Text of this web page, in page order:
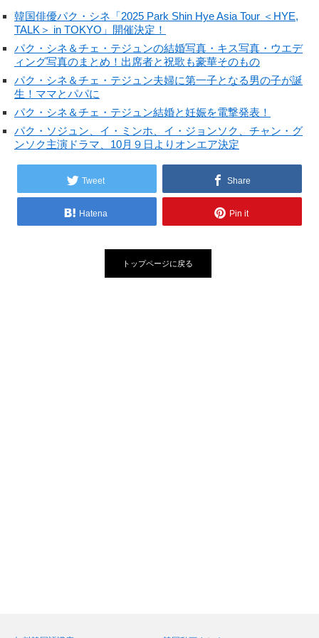
韓国俳優パク・シネ「2025 Park Shin Hye Asia Tour ＜HYE,
TALK＞ in TOKYO」開催決定！
パク・シネ＆チェ・テジュンの結婚写真・キス写真・ウエデ
ィング写真のまとめ！出席者と祝歌も豪華そのもの
パク・シネ＆チェ・テジュン夫婦に第一子となる男の子が誕
生！ママとパパに
パク・シネ＆チェ・テジュン結婚と妊娠を電撃発表！
パク・ソジュン、イ・ミンホ、イ・ジョンソク、チャン・グ
ンソク主演ドラマ、10月９日よりオンエア決定
Tweet Share
Hatena Pin it
トップページに戻る